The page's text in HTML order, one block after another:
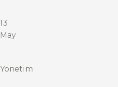
13
May
Yönetim